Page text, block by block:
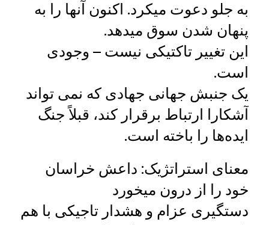
به جلو دعوت میکرد. اکنون آنها را به
پنهان شدن سوق میدهد.
این تغییر تاکتیکی نیست – وجودی
است.
یک جنبش جهانی جهادی که نمی‌ تواند
آشکارا ارتباط برقرار کند، قبلاً جنگ
ایده‌ها را باخته است.
معنای استراتژیک: داعش خراسان
خود را از درون میخورد
دستگیری عزام و هشدار تاجیکی با هم